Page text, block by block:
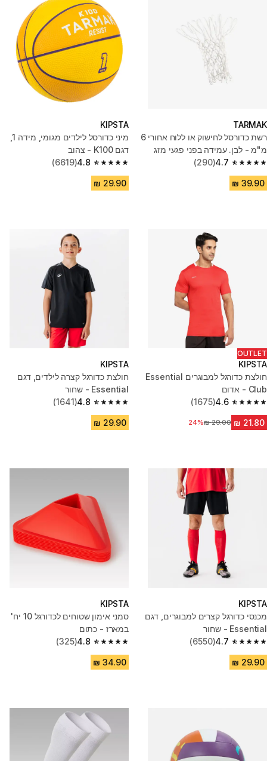
TARMAK
רשת כדורסל לחישוק או ללוח אחורי 6
מ"מ - לבן. עמידה בפני פגעי מזג
האוויר.
4.7
4.7 out of 5 stars from 290 reviews
(290)
KIPSTA
מיני כדורסל לילדים מגומי, מידה 1,
דגם K100 - צהוב
4.8
4.8 out of 5 stars from 6619 reviews
(6619)
OUTLET
KIPSTA
חולצת כדורגל למבוגרים Essential
Club - אדום
4.6
4.6 out of 5 stars from 1675 reviews
(1675)
מחיר לפני הנחה‏29.00 ₪
24%
KIPSTA
חולצת כדורגל קצרה לילדים, דגם
Essential - שחור
4.8
4.8 out of 5 stars from 1641 reviews
(1641)
KIPSTA
מכנסי כדורגל קצרים למבוגרים, דגם
Essential - שחור
4.7
4.7 out of 5 stars from 6550 reviews
(6550)
KIPSTA
סמני אימון שטוחים לכדורגל 10 יח'
במארז - כתום
4.8
4.8 out of 5 stars from 325 reviews
(325)